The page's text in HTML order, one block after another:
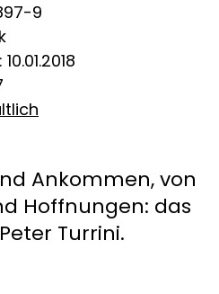
9
Ankommen, von
Hoffnungen: das
Turrini.